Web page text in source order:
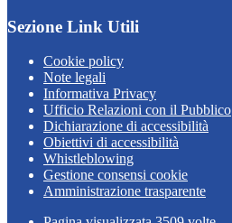
Sezione Link Utili
Cookie policy
Note legali
Informativa Privacy
Ufficio Relazioni con il Pubblico
Dichiarazione di accessibilità
Obiettivi di accessibilità
Whistleblowing
Gestione consensi cookie
Amministrazione trasparente